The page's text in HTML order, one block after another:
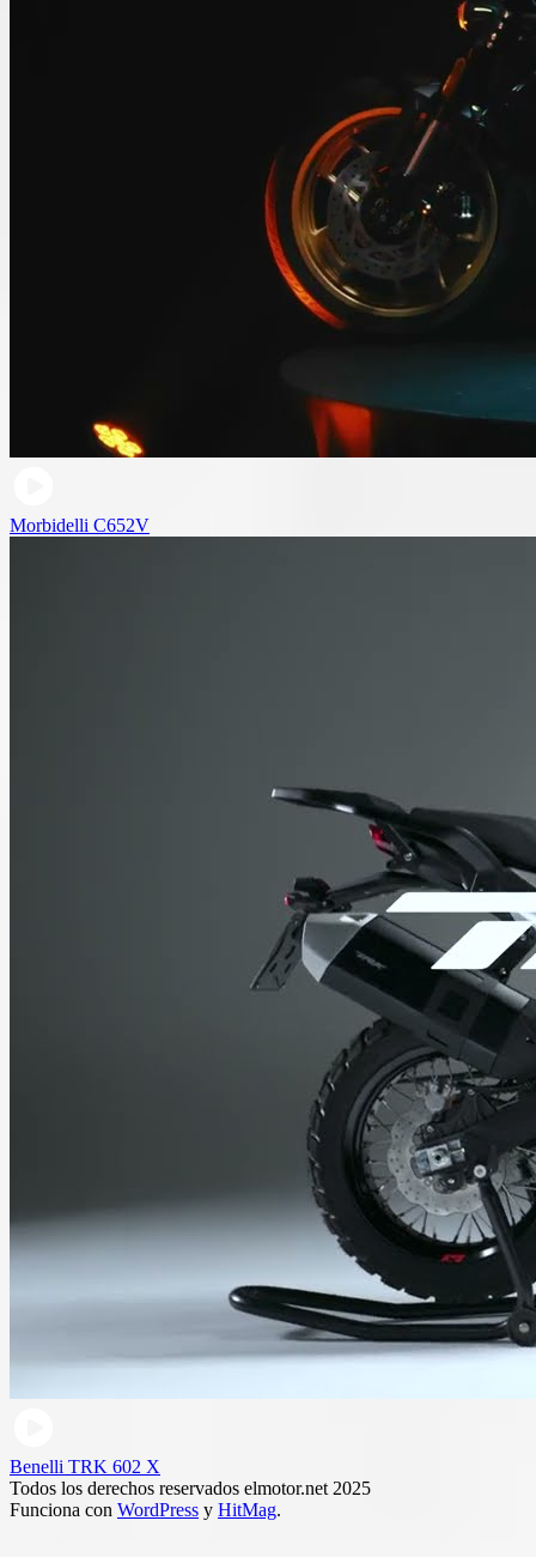
Morbidelli C652V
Benelli TRK 602 X
Todos los derechos reservados elmotor.net 2025
Funciona con WordPress y HitMag.